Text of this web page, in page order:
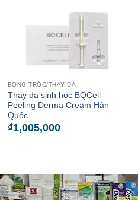
BONG TRÓC/THAY DA
Thay da sinh học BQCell
Peeling Derma Cream Hàn
Quốc
₫1,005,000